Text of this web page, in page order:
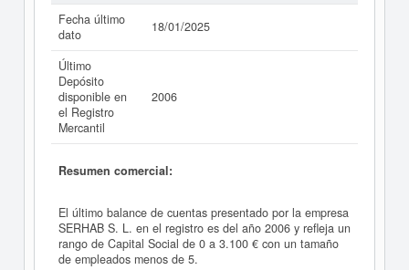
Fecha último
dato
18/01/2025
Último
Depósito
disponible en
el Registro
Mercantil
2006
Resumen comercial:
El último balance de cuentas presentado por la empresa
SERHAB S. L. en el registro es del año 2006 y refleja un
rango de Capital Social de 0 a 3.100 € con un tamaño
de empleados menos de 5.